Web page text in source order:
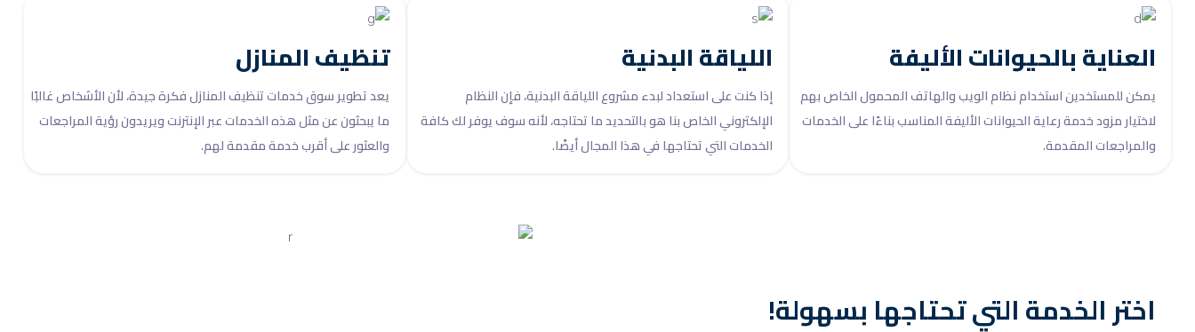
العناية بالحيوانات الأليفة
يمكن للمستخدين استخدام نظام الويب والهاتف المحمول الخاص بهم
لاختيار مزود خدمة رعاية الحيوانات الأليفة المناسب بناءًا على الخدمات
والمراجعات المقدمة.
اللياقة البدنية
إذا كنت على استعداد لبدء مشروع اللياقة البدنية، فإن النظام
الإلكتروني الخاص بنا هو بالتحديد ما تحتاجه، لأنه سوف يوفر لك كافة
الخدمات التي تحتاجها في هذا المجال أيضًا.
تنظيف المنازل
يعد تطوير سوق خدمات تنظيف المنازل فكرة جيدة، لأن الأشخاص غالبًا
ما يبحثون عن مثل هذه الخدمات عبر الإنترنت ويريدون رؤية المراجعات
والعثور على أقرب خدمة مقدمة لهم.
اختر الخدمة التي تحتاجها بسهولة!